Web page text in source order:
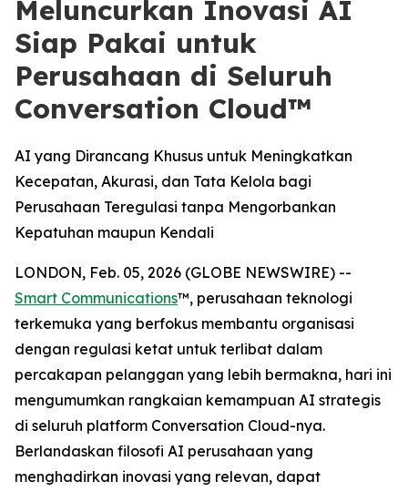
Meluncurkan Inovasi AI
Siap Pakai untuk
Perusahaan di Seluruh
Conversation Cloud™
AI yang Dirancang Khusus untuk Meningkatkan
Kecepatan, Akurasi, dan Tata Kelola bagi
Perusahaan Teregulasi tanpa Mengorbankan
Kepatuhan maupun Kendali
LONDON, Feb. 05, 2026 (GLOBE NEWSWIRE) --
Smart Communications™, perusahaan teknologi
terkemuka yang berfokus membantu organisasi
dengan regulasi ketat untuk terlibat dalam
percakapan pelanggan yang lebih bermakna, hari ini
mengumumkan rangkaian kemampuan AI strategis
di seluruh platform Conversation Cloud-nya.
Berlandaskan filosofi AI perusahaan yang
menghadirkan inovasi yang relevan, dapat